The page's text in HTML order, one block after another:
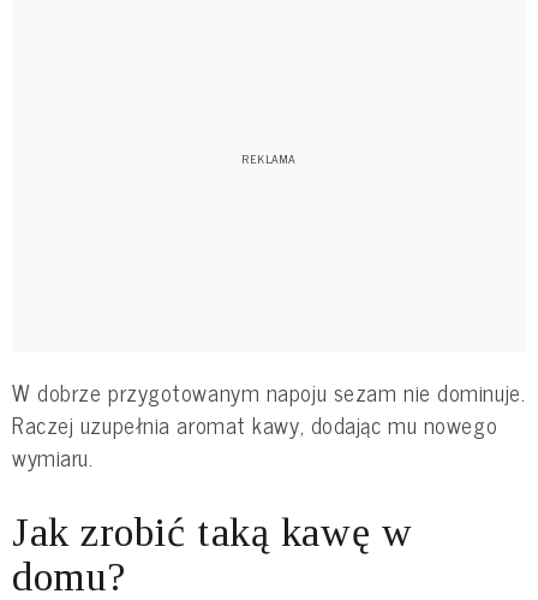
W dobrze przygotowanym napoju sezam nie dominuje.
Raczej uzupełnia aromat kawy, dodając mu nowego
wymiaru.
Jak zrobić taką kawę w
domu?